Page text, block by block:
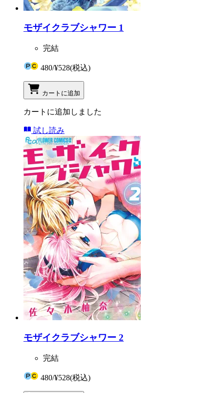
モザイクラブシャワー 1
完結
480/¥528(税込)
カートに追加
カートに追加しました
試し読み
モザイクラブシャワー 2
完結
480/¥528(税込)